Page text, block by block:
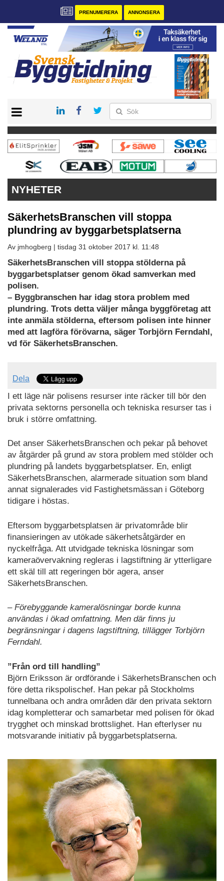
PRENUMERERA ANNONSERA
PRENUMERERA
VÅRA ANDRA MAGASIN
ANNONSERA
NYHETER
SäkerhetsBranschen vill stoppa
plundring av byggarbetsplatserna
Av jmhogberg | tisdag 31 oktober 2017 kl. 11:48
SäkerhetsBranschen vill stoppa stölderna på
byggarbetsplatser genom ökad samverkan med
polisen.
– Byggbranschen har idag stora problem med
plundring. Trots detta väljer många byggföretag att
inte anmäla stölderna, eftersom polisen inte hinner
med att lagföra förövarna, säger Torbjörn Ferndahl,
vd för SäkerhetsBranschen.
Dela
I ett läge när polisens resurser inte räcker till bör den
privata sektorns personella och tekniska resurser tas i
bruk i större omfattning.
Det anser SäkerhetsBranschen och pekar på behovet
av åtgärder på grund av stora problem med stölder och
plundring på landets byggarbetsplatser. En, enligt
SäkerhetsBranschen, alarmerade situation som bland
annat signalerades vid Fastighetsmässan i Göteborg
tidigare i höstas.
Eftersom byggarbetsplatsen är privatområde blir
finansieringen av utökade säkerhetsåtgärder en
nyckelfråga. Att utvidgade tekniska lösningar som
kameraövervakning regleras i lagstiftning är ytterligare
ett skäl till att regeringen bör agera, anser
SäkerhetsBranschen.
– Förebyggande kameralösningar borde kunna
användas i ökad omfattning. Men där finns ju
begränsningar i dagens lagstiftning, tillägger Torbjörn
Ferndahl.
”Från ord till handling”
Björn Eriksson är ordförande i SäkerhetsBranschen och
före detta rikspolischef. Han pekar på Stockholms
tunnelbana och andra områden där den privata sektorn
idag kompletterar och samarbetar med polisen för ökad
trygghet och minskad brottslighet. Han efterlyser nu
motsvarande initiativ på byggarbetsplatserna.